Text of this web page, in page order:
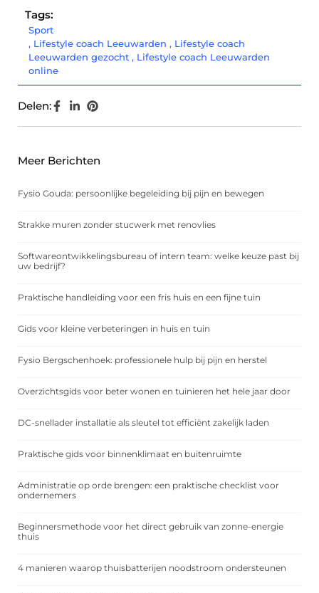
Tags:
Sport
, Lifestyle coach Leeuwarden , Lifestyle coach
Leeuwarden gezocht , Lifestyle coach Leeuwarden
online
Delen:
Meer Berichten
Fysio Gouda: persoonlijke begeleiding bij pijn en bewegen
Strakke muren zonder stucwerk met renovlies
Softwareontwikkelingsbureau of intern team: welke keuze past bij
uw bedrijf?
Praktische handleiding voor een fris huis en een fijne tuin
Gids voor kleine verbeteringen in huis en tuin
Fysio Bergschenhoek: professionele hulp bij pijn en herstel
Overzichtsgids voor beter wonen en tuinieren het hele jaar door
DC-snellader installatie als sleutel tot efficiënt zakelijk laden
Praktische gids voor binnenklimaat en buitenruimte
Administratie op orde brengen: een praktische checklist voor
ondernemers
Beginnersmethode voor het direct gebruik van zonne-energie
thuis
4 manieren waarop thuisbatterijen noodstroom ondersteunen